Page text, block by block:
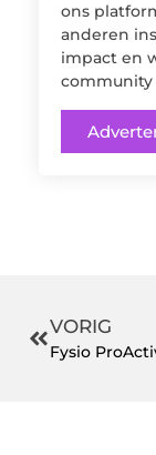
ons
anderen
impact en
community
VORIG